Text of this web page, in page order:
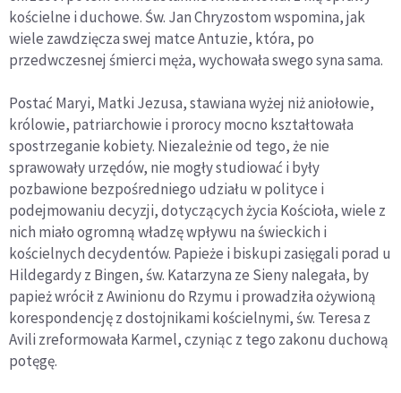
kościelne i duchowe. Św. Jan Chryzostom wspomina, jak
wiele zawdzięcza swej matce Antuzie, która, po
przedwczesnej śmierci męża, wychowała swego syna sama.
Postać Maryi, Matki Jezusa, stawiana wyżej niż aniołowie,
królowie, patriarchowie i prorocy mocno kształtowała
spostrzeganie kobiety. Niezależnie od tego, że nie
sprawowały urzędów, nie mogły studiować i były
pozbawione bezpośredniego udziału w polityce i
podejmowaniu decyzji, dotyczących życia Kościoła, wiele z
nich miało ogromną władzę wpływu na świeckich i
kościelnych decydentów. Papieże i biskupi zasięgali porad u
Hildegardy z Bingen, św. Katarzyna ze Sieny nalegała, by
papież wrócił z Awinionu do Rzymu i prowadziła ożywioną
korespondencję z dostojnikami kościelnymi, św. Teresa z
Avili zreformowała Karmel, czyniąc z tego zakonu duchową
potęgę.